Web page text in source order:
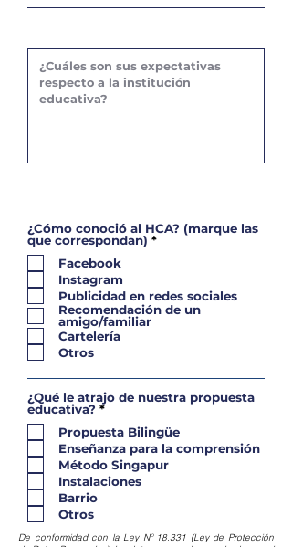
¿Cómo conoció al HCA? (marque las
que correspondan) *O
a
t
Facebook
Instagram
Publicidad en redes sociales
Recomendación de un
amigo/familiar
Cartelería
Otros
¿Qué le atrajo de nuestra propuesta
educativa? *O
l
i
g
a
t
Propuesta Bilingüe
Enseñanza para la comprensión
Método Singapur
Instalaciones
Barrio
Otros
De conformidad con la Ley Nº 18.331 (Ley de Protección